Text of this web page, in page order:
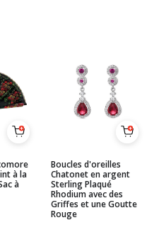
à la
à
Boucles d'oreilles
Chatonet en argent
Sterling Plaqué
Rhodium avec des
Griffes et une Goutte
Rouge